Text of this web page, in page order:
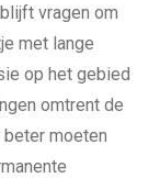
vragen om
met lange
op het gebied
omtrent de
moeten